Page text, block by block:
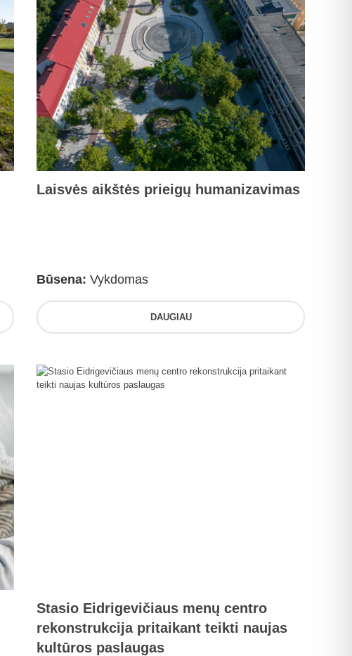
Laisvės aikštės prieigų humanizavimas
Būsena: Vykdomas
DAUGIAU
Stasio Eidrigevičiaus menų centro
rekonstrukcija pritaikant teikti naujas
kultūros paslaugas